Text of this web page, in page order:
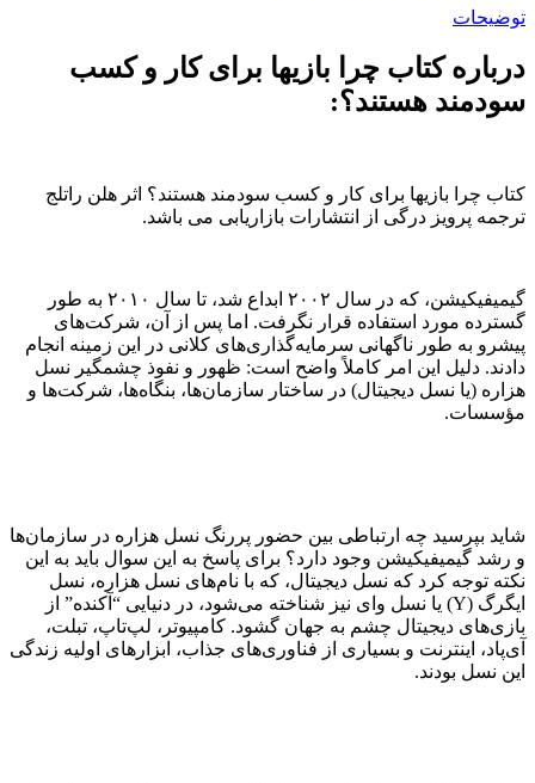
توضیحات
درباره کتاب چرا بازیها برای کار و کسب
سودمند هستند؟:
کتاب چرا بازیها برای کار و کسب سودمند هستند؟ اثر هلن راتلج
ترجمه پرویز درگی از انتشارات بازاریابی می باشد.
گیمیفیکیشن، که در سال ۲۰۰۲ ابداع شد، تا سال ۲۰۱۰ به طور
گسترده مورد استفاده قرار نگرفت. اما پس از آن، شرکت‌های
پیشرو به طور ناگهانی سرمایه‌گذاری‌های کلانی در این زمینه انجام
دادند. دلیل این امر کاملاً واضح است: ظهور و نفوذ چشمگیر نسل
هزاره (یا نسل دیجیتال) در ساختار سازمان‌ها، بنگاه‌ها، شرکت‌ها و
مؤسسات.
شاید بپرسید چه ارتباطی بین حضور پررنگ نسل هزاره در سازمان‌ها
و رشد گیمیفیکیشن وجود دارد؟ برای پاسخ به این سوال باید به این
نکته توجه کرد که نسل دیجیتال، که با نام‌های نسل هزاره، نسل
ایگرگ (Y) یا نسل وای نیز شناخته می‌شود، در دنیایی “آکنده” از
بازی‌های دیجیتال چشم به جهان گشود. کامپیوتر، لپ‌تاپ، تبلت،
آی‌پاد، اینترنت و بسیاری از فناوری‌های جذاب، ابزارهای اولیه زندگی
این نسل بودند.